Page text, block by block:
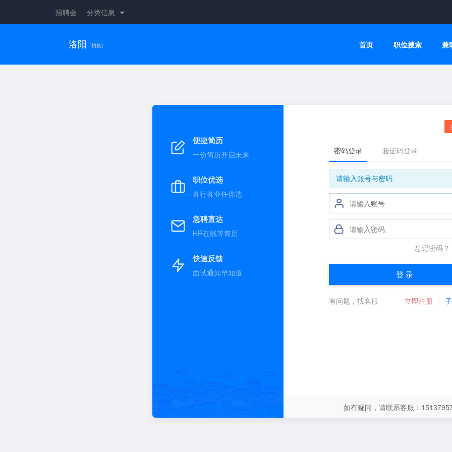
招聘会 分类信息
洛阳 [切换] 首页 职位搜索 兼
便捷简历
一份简历开启未来
职位优选
各行各业任你选
急聘直达
HR在线等简历
快速反馈
面试通知早知道
如有疑问，请联系客服：